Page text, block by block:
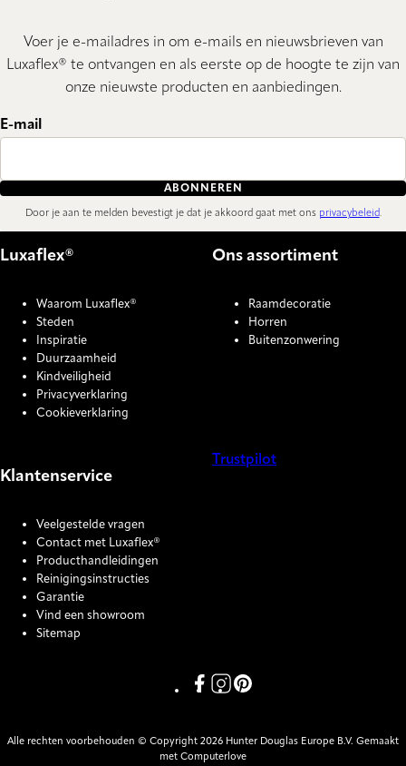
Voer je e-mailadres in om e-mails en nieuwsbrieven van
Luxaflex® te ontvangen en als eerste op de hoogte te zijn van
onze nieuwste producten en aanbiedingen.
E-mail
ABONNEREN
Door je aan te melden bevestigt je dat je akkoord gaat met ons privacybeleid.
Luxaflex®
Waarom Luxaflex®
Steden
Inspiratie
Duurzaamheid
Kindveiligheid
Privacyverklaring
Cookieverklaring
Ons assortiment
Raamdecoratie
Horren
Buitenzonwering
Klantenservice
Veelgestelde vragen
Contact met Luxaflex®
Producthandleidingen
Reinigingsinstructies
Garantie
Vind een showroom
Sitemap
Trustpilot
Link missing Display text from
Link missing Display text
Link missing Display text
Alle rechten voorbehouden © Copyright 2026 Hunter Douglas Europe B.V. Gemaakt
met Computerlove